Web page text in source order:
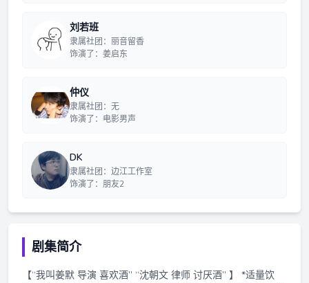
刘若班
隶属社团：丽音留香
饰演了：姜启东
仲仪
隶属社团：无
饰演了：电影男声
DK
隶属社团：边江工作室
饰演了：朋友2
剧集简介
【“我叫姜默 导演 喜欢酒” “沈朝文 律师 讨厌酒” 】 *适量饮